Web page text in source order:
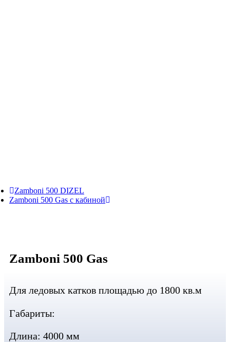
Zamboni 500 Gas
Для ледовых катков площадью до 1800 кв.м
Габариты:
Длина: 4000 мм
Zamboni 500 DIZEL
Zamboni 500 Gas с кабиной